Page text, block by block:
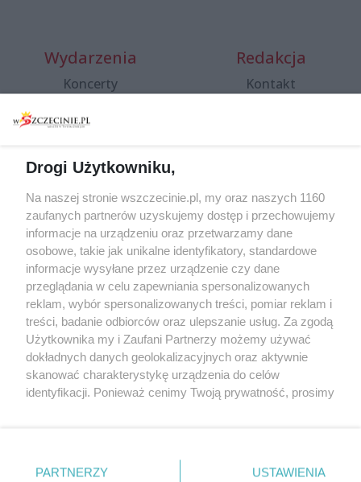
Wydarzenia
Koncerty
Spacery i oprowadzania
targi
Wernisaże
Więcej
Redakcja
Kontakt
Specjalny koncert z okazji
20. urodzin portalu
wSzczecinie.pl
Regulamin konkursów
śniadaniówka "Hej
Szczecin! Jest piątek!"
Partnerzy
Praca Szczecin
Drogi Użytkowniku,
Na naszej stronie wszczecinie.pl, my oraz naszych 1160
zaufanych partnerów uzyskujemy dostęp i przechowujemy
informacje na urządzeniu oraz przetwarzamy dane
osobowe, takie jak unikalne identyfikatory, standardowe
informacje wysyłane przez urządzenie czy dane
przeglądania w celu zapewniania spersonalizowanych
reklam, wybór spersonalizowanych treści, pomiar reklam i
treści, badanie odbiorców oraz ulepszanie usług. Za zgodą
Użytkownika my i Zaufani Partnerzy możemy używać
dokładnych danych geolokalizacyjnych oraz aktywnie
skanować charakterystykę urządzenia do celów
identyfikacji. Ponieważ cenimy Twoją prywatność, prosimy
prywatności znajdujący się w lewym dolnym rogu strony
PARTNERZY USTAWIENIA